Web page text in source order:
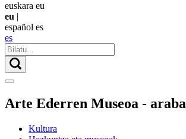
euskara eu
eu |
español es
es
Arte Ederren Museoa - araba
Kultura